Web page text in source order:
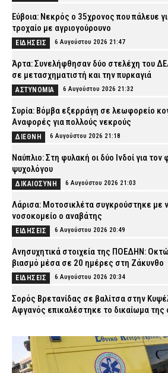
Εύβοια: Νεκρός ο 35χρονος που πάλευε
τροχαίο με αγριογούρουνο
ΕΙΔΗΣΕΙΣ 6 Αυγούστου 2026 21:47
Άρτα: Συνελήφθησαν δύο στελέχη του
σε μετασχηματιστή και την πυρκαγιά
ΑΣΤΥΝΟΜΙΑ 6 Αυγούστου 2026 21:32
Συρία: Βόμβα εξερράγη σε λεωφορείο
Αναφορές για πολλούς νεκρούς
ΔΙΕΘΝΗ 6 Αυγούστου 2026 21:18
Ναύπλιο: Στη φυλακή οι δύο Ινδοί για
ψυχολόγου
ΔΙΚΑΙΟΣΥΝΗ 6 Αυγούστου 2026 21:03
Λάρισα: Μοτοσικλέτα συγκρούστηκε με
νοσοκομείο ο αναβάτης
ΕΙΔΗΣΕΙΣ 6 Αυγούστου 2026 20:49
Ανησυχητικά στοιχεία της ΠΟΕΔΗΝ:
βιασμό μέσα σε 20 ημέρες στη Ζάκυνθο
ΕΙΔΗΣΕΙΣ 6 Αυγούστου 2026 20:34
Σορός Βρετανίδας σε βαλίτσα στην
Αφγανός επικαλέστηκε το δικαίωμα της
ΑΣΤΥΝΟΜΙΑ 6 Αυγούστου 2026 20:20
Πυρκαγιές: 325 αυτοψίες σε έξι
Ακατάλληλα 118 κτίρια